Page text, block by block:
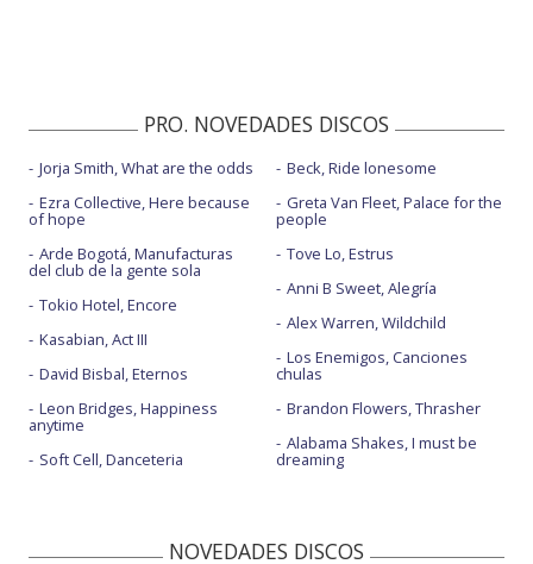
PRO. NOVEDADES DISCOS
Jorja Smith, What are the odds
Ezra Collective, Here because
of hope
Arde Bogotá, Manufacturas
del club de la gente sola
Tokio Hotel, Encore
Kasabian, Act III
David Bisbal, Eternos
Leon Bridges, Happiness
anytime
Soft Cell, Danceteria
Beck, Ride lonesome
Greta Van Fleet, Palace for the
people
Tove Lo, Estrus
Anni B Sweet, Alegría
Alex Warren, Wildchild
Los Enemigos, Canciones
chulas
Brandon Flowers, Thrasher
Alabama Shakes, I must be
dreaming
NOVEDADES DISCOS